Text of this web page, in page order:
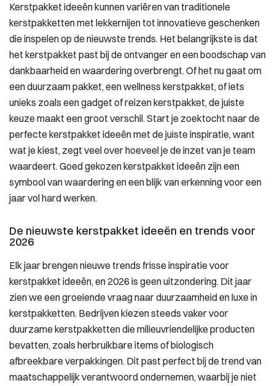
Kerstpakket ideeën kunnen variëren van traditionele
kerstpakketten met lekkernijen tot innovatieve geschenken
die inspelen op de nieuwste trends. Het belangrijkste is dat
het kerstpakket past bij de ontvanger en een boodschap van
dankbaarheid en waardering overbrengt. Of het nu gaat om
een duurzaam pakket, een wellness kerstpakket, of iets
unieks zoals een gadget of reizen kerstpakket, de juiste
keuze maakt een groot verschil. Start je zoektocht naar de
perfecte kerstpakket ideeën met de juiste inspiratie, want
wat je kiest, zegt veel over hoeveel je de inzet van je team
waardeert. Goed gekozen kerstpakket ideeën zijn een
symbool van waardering en een blijk van erkenning voor een
jaar vol hard werken.
De nieuwste kerstpakket ideeën en trends voor
2026
Elk jaar brengen nieuwe trends frisse inspiratie voor
kerstpakket ideeën, en 2026 is geen uitzondering. Dit jaar
zien we een groeiende vraag naar duurzaamheid en luxe in
kerstpakketten. Bedrijven kiezen steeds vaker voor
duurzame kerstpakketten die milieuvriendelijke producten
bevatten, zoals herbruikbare items of biologisch
afbreekbare verpakkingen. Dit past perfect bij de trend van
maatschappelijk verantwoord ondernemen, waarbij je niet